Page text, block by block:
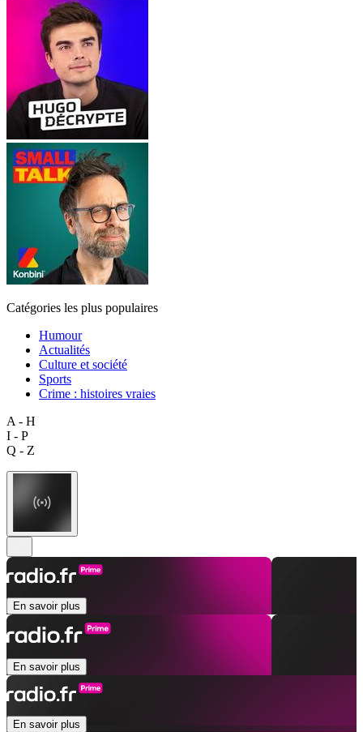
Catégories les plus populaires
Humour
Actualités
Culture et société
Sports
Crime : histoires vraies
A - H
I - P
Q - Z
En savoir plus
En savoir plus
En savoir plus